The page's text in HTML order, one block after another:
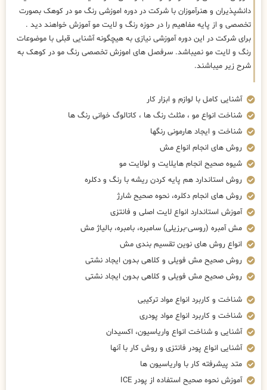
دانشپذیران و هنرآموزان با شرکت در دوره اموزشی رنگ مو در کوهک بصورت
تخصصی و از پایه مفاهیم را در حوزه رنگ و لایت مو آموزش خواهند دید .
برای شرکت در این دوره آموزشی نیازی به هیچگونه آشنایی قبلی با موضوعات
رنگ و لایت مو نمیباشد. سرفصل های اموزش تخصصی رنگ مو در کوهک به
شرح زیر میباشند.
آشنایی کامل با لوازم و ابزار کار
شناخت انواع مو ، مثلث رنگ ها ، کاتالوگ خوانی رنگ ها
شناخت و ایجاد هارمونی رنگها
روش های انجام انواع مش
شیوه صحیح انجام هایلایت و لولایت مو
روش استاندارد هم پایه کردن ریشه با رنگ و دکلره
روش های انجام دکلره، نحوه صحیح شارژ
آموزش استاندارد انواع لایت اصلی و فانتزی
مش آمبره (روسی-برزیلی) سامبره، بامبره، بالیاژ مش
انواع روش های نوین تقسیم بندی مش
روش صحیح مش فویلی و کلاهی بدون ایجاد نشتی
روش صحیح مش فویلی و کلاهی بدون ایجاد نشتی
شناخت و کاربرد انواع مواد ترکیبی
شناخت و کاربرد انواع مواد پودری
آشنایی و شناخت انواع واریاسیون، اکسیدان
آشنایی انواع پودر فانتزی و روش کار با آنها
متد پیشرفته کار با واریاسیون ها
آموزش نحوه صحیح استفاده از پودر ICE